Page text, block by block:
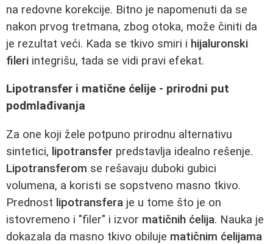
na redovne korekcije. Bitno je napomenuti da se
nakon prvog tretmana, zbog otoka, može činiti da
je rezultat veći. Kada se tkivo smiri i hijaluronski
fileri integrišu, tada se vidi pravi efekat.
Lipotransfer i matične ćelije - prirodni put
podmlađivanja
Za one koji žele potpuno prirodnu alternativu
sintetici, lipotransfer predstavlja idealno rešenje.
Lipotransferom se rešavaju duboki gubici
volumena, a koristi se sopstveno masno tkivo.
Prednost lipotransfera je u tome što je on
istovremeno i "filer" i izvor matičnih ćelija. Nauka je
dokazala da masno tkivo obiluje matičnim ćelijama